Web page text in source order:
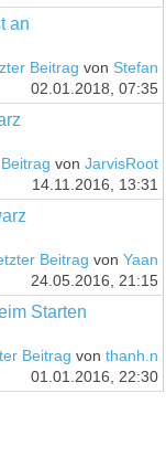
an
Beitrag von Stefan
02.01.2018, 07:35
von JarvisRoot
14.11.2016, 13:31
Beitrag von Yaan
24.05.2016, 21:15
Starten
Beitrag von thanh.n
01.01.2016, 22:30